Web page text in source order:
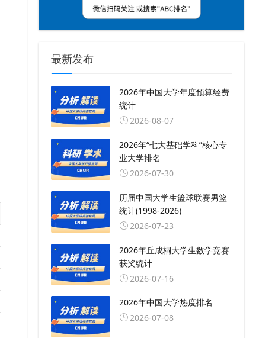
最新发布
2026年中国大学年度预算经费
统计
2026-08-07
2026年“七大基础学科”核心专
业大学排名
2026-07-30
历届中国大学生篮球联赛男篮
统计(1998-2026)
2026-07-23
2026年丘成桐大学生数学竞赛
获奖统计
2026-07-16
2026年中国大学热度排名
2026-07-08